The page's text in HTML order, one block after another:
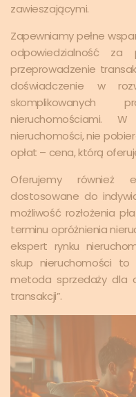
zawieszającymi.
Zapewniamy pełne
odpowiedzialność za
przeprowadzenie
doświadczenie w
skomplikowanych
nieruchomościami.
nieruchomości, nie
opłat – cena, którą
Oferujemy również
dostosowane do
możliwość rozłożenia
terminu opróżnienia
ekspert rynku
skup nieruchomości to
metoda sprzedaży dla
transakcji”.